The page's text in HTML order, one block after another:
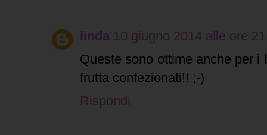
linda 10 giugno 2014 alle ore
Queste sono ottime anche per
frutta confezionati!! ;-)
Rispondi